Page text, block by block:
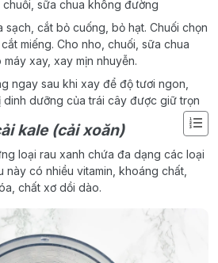
chuối, sữa chua không đường
sạch, cắt bỏ cuống, bỏ hạt. Chuối chọn
miếng. Cho nho, chuối, sữa chua
xay, xay mịn nhuyễn.
ngay sau khi xay để độ tươi ngon,
dinh dưỡng của trái cây được giữ trọn
kale (cải xoăn)
loại rau xanh chứa đa dạng các loại
này có nhiều vitamin, khoáng chất,
chất xơ dồi dào.